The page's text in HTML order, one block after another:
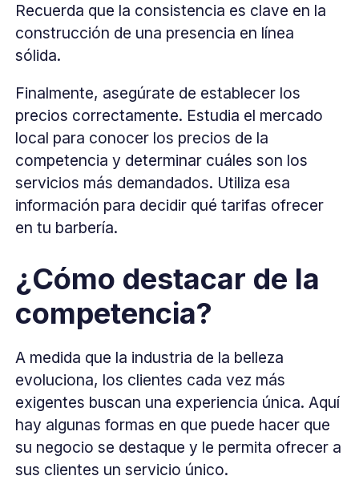
Recuerda que la consistencia es clave en la
construcción de una presencia en línea
sólida.
Finalmente, asegúrate de establecer los
precios correctamente. Estudia el mercado
local para conocer los precios de la
competencia y determinar cuáles son los
servicios más demandados. Utiliza esa
información para decidir qué tarifas ofrecer
en tu barbería.
¿Cómo destacar de la
competencia?
A medida que la industria de la belleza
evoluciona, los clientes cada vez más
exigentes buscan una experiencia única. Aquí
hay algunas formas en que puede hacer que
su negocio se destaque y le permita ofrecer a
sus clientes un servicio único.